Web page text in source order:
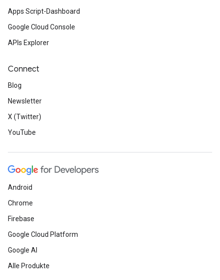
Apps Script-Dashboard
Google Cloud Console
APIs Explorer
Connect
Blog
Newsletter
X (Twitter)
YouTube
Android
Chrome
Firebase
Google Cloud Platform
Google AI
Alle Produkte